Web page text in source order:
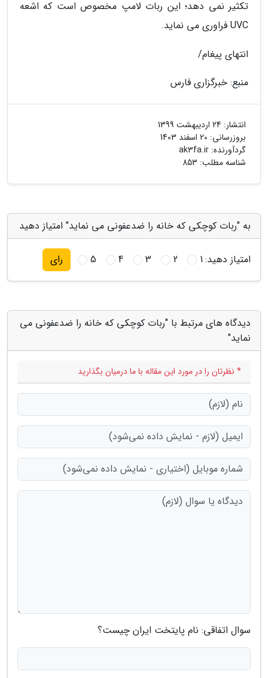
تکثیر نمی دهد؛ این ربات لامپ مخصوص است که اشعه
UVC فراوری می نماید.
انتهای پیغام/
منبع: خبرگزاری فارس
انتشار: 24 اردیبهشت 1399
بروزرسانی: 20 اسفند 1403
گردآورنده: ak3fa.ir
شناسه مطلب: 853
به "ربات کوچکی که خانه را ضدعفونی می نماید" امتیاز دهید
امتیاز دهید:1
2
3
4
5 رای
دیدگاه های مرتبط با "ربات کوچکی که خانه را ضدعفونی می
نماید"
* نظرتان را در مورد این مقاله با ما درمیان بگذارید
سوال اتفاقی: نام پایتخت ایران چیست؟